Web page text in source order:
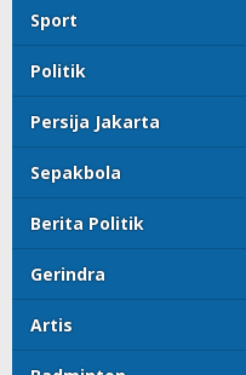
Sport
Politik
Persija Jakarta
Sepakbola
Berita Politik
Gerindra
Artis